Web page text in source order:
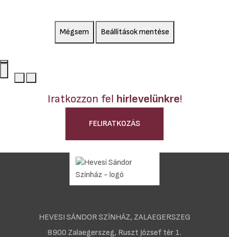
Mégsem Beállítások mentése
Iratkozzon fel hírlevelünkre!
FELIRATKOZÁS
HEVESI SÁNDOR SZÍNHÁZ, ZALAEGERSZEG
8900 Zalaegerszeg, Ruszt József tér 1.